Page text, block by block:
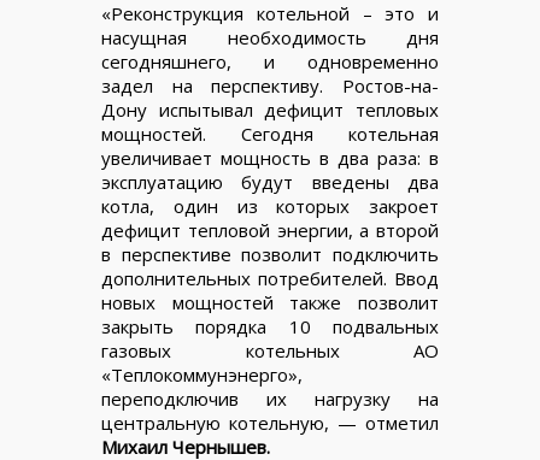
«Реконструкция котельной – это и
насущная необходимость дня
сегодняшнего, и одновременно
задел на перспективу. Ростов-на-
Дону испытывал дефицит тепловых
мощностей. Сегодня котельная
увеличивает мощность в два раза: в
эксплуатацию будут введены два
котла, один из которых закроет
дефицит тепловой энергии, а второй
в перспективе позволит подключить
дополнительных потребителей. Ввод
новых мощностей также позволит
закрыть порядка 10 подвальных
газовых котельных АО
«Теплокоммунэнерго»,
переподключив их нагрузку на
центральную котельную, — отметил
Михаил Чернышев.